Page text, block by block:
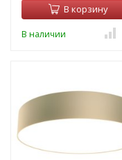
В корзину
В наличии